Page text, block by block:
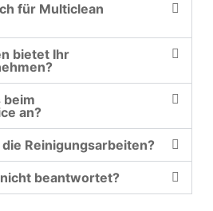
für Multiclean
bietet Ihr
beim
an?
Reinigungsarbeiten?
beantwortet?